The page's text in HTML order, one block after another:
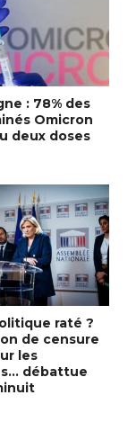
: 78% des
Omicron
deux doses
raté ?
de censure
les
débattue